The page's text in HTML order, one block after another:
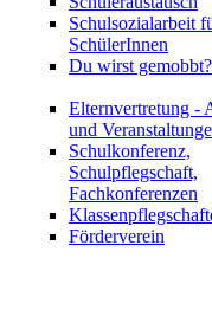
Schulsozialarbeit
SchülerInnen
Du wirst gemobbt?
Elternvertretung -
und
Schulkonferenz,
Schulpflegschaft,
Fachkonferenzen
Förderverein